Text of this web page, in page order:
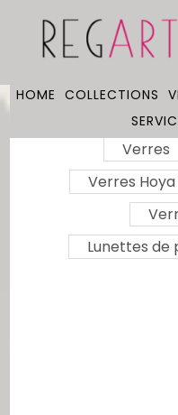
HOME COLLECTIONS
Verres
Verres Hoya
Lunettes de